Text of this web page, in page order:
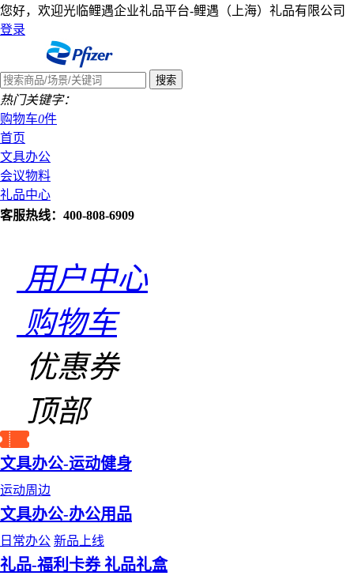
您好，欢迎光临鲤遇企业礼品平台-鲤遇（上海）礼品有限公司
登录
热门关键字：
购物车0件
首页
文具办公
会议物料
礼品中心
客服热线：400-808-6909
用户中心
购物车
优惠券
顶部
文具办公-运动健身
运动周边
文具办公-办公用品
日常办公 新品上线
礼品-福利卡券 礼品礼盒